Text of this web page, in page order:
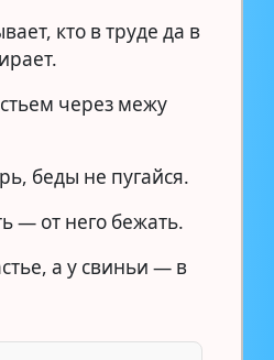
кто в труде да в
через межу
беды не пугайся.
— от него бежать.
а у свиньи — в